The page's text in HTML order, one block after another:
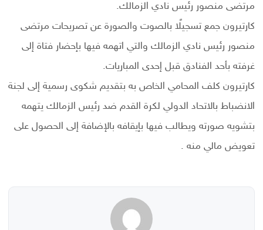
مرتضى منصور رئيس نادي الزمالك.
كارتيرون جمع تسجيلًا بالصوت والصورة عن تصريحات مرتضى
منصور رئيس نادي الزمالك والتي اتهمه فيها بإحضار فتاة إلى
غرفته بأحد الفنادق قبل إحدى المباريات.
كارتيرون كلف المحامي الخاص به بتقديم شكوى رسمية إلى لجنة
الانضباط بالاتحاد الدولي لكرة القدم ضد رئيس الزمالك يتهمه
بتشويه صورته ويطالب فيها بإيقافه بالإضافة إلى الحصول على
تعويض مالي منه .